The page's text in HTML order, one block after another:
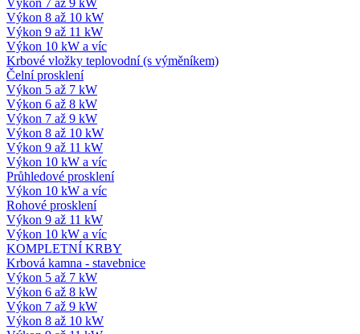
Výkon 7 až 9 kW
Výkon 8 až 10 kW
Výkon 9 až 11 kW
Výkon 10 kW a víc
Krbové vložky teplovodní (s výměníkem)
Čelní prosklení
Výkon 5 až 7 kW
Výkon 6 až 8 kW
Výkon 7 až 9 kW
Výkon 8 až 10 kW
Výkon 9 až 11 kW
Výkon 10 kW a víc
Průhledové prosklení
Výkon 10 kW a víc
Rohové prosklení
Výkon 9 až 11 kW
Výkon 10 kW a víc
KOMPLETNÍ KRBY
Krbová kamna - stavebnice
Výkon 5 až 7 kW
Výkon 6 až 8 kW
Výkon 7 až 9 kW
Výkon 8 až 10 kW